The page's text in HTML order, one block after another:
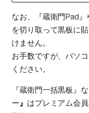
なお、『蔵衛門Pad
を切り取って黒板に
けません。
お手数ですが、パソ
ください。
『蔵衛門一括黒板』
ー』 はプレミアム会